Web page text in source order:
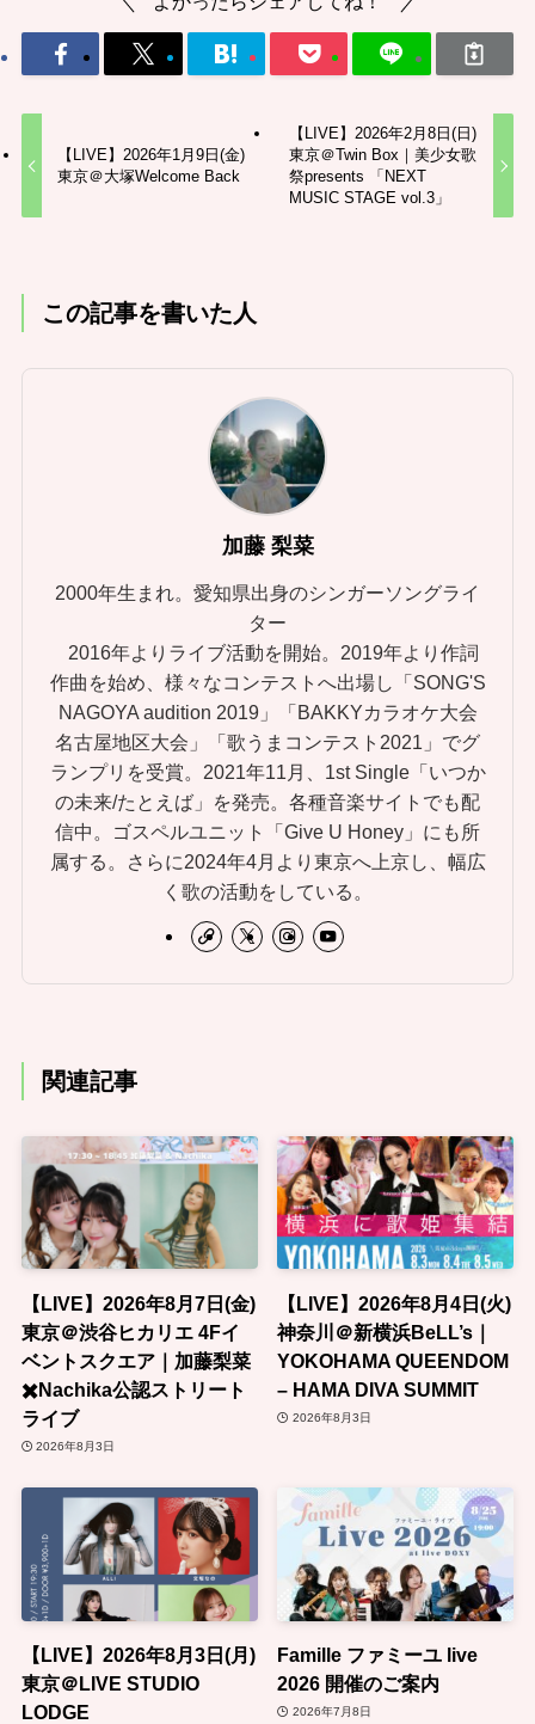
【LIVE】2026年1月9日(金)
東京＠大塚Welcome Back
【LIVE】2026年2月8日(日)
東京＠Twin Box｜美少女歌
祭presents 「NEXT
MUSIC STAGE vol.3」
この記事を書いた人
加藤 梨菜
2000年生まれ。愛知県出身のシンガーソングライ
ター
2016年よりライブ活動を開始。2019年より作詞
作曲を始め、様々なコンテストへ出場し「SONG'S
NAGOYA audition 2019」「BAKKYカラオケ大会
名古屋地区大会」「歌うまコンテスト2021」でグ
ランプリを受賞。2021年11月、1st Single「いつか
の未来/たとえば」を発売。各種音楽サイトでも配
信中。ゴスペルユニット「Give U Honey」にも所
属する。さらに2024年4月より東京へ上京し、幅広
く歌の活動をしている。
関連記事
【LIVE】2026年8月7日(金)
東京＠渋谷ヒカリエ 4Fイ
ベントスクエア｜加藤梨菜
✖️Nachika公認ストリート
ライブ
2026年8月3日
【LIVE】2026年8月4日(火)
神奈川＠新横浜BeLL’s｜
YOKOHAMA QUEENDOM
– HAMA DIVA SUMMIT
2026年8月3日
【LIVE】2026年8月3日(月)
東京＠LIVE STUDIO
LODGE
Famille ファミーユ live
2026 開催のご案内
2026年7月8日